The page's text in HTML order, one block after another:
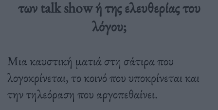
των talk show ή της ελευθερίας του
λόγου;
Μια καυστική ματιά στη σάτιρα που
λογοκρίνεται, το κοινό που υποκρίνεται και
την τηλεόραση που αργοπεθαίνει.